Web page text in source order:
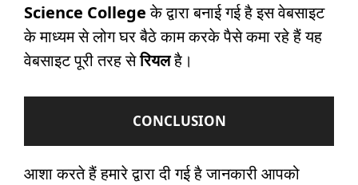
Science Collegeके द्वारा बनाई गई है इस वेबसाइट
के माध्यम से लोग घर बैठे काम करके पैसे कमा रहे हैं यह
वेबसाइट पूरी तरह सेरियलहै।
CONCLUSION
आशा करते हैं हमारे द्वारा दी गई है जानकारी आपको